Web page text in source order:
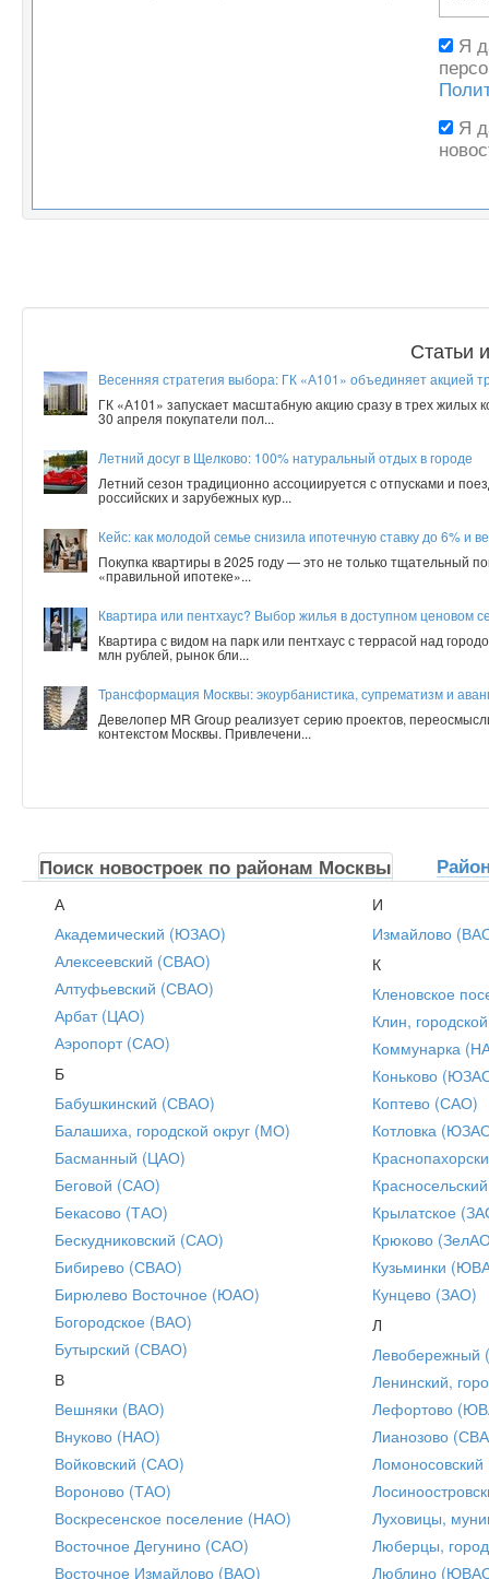
Я
Я
Статьи
Весенняя стратегия выбора: ГК «А101» объединяет акцией
ГК «А101» запускает масштабную акцию сразу в трех
30 апреля покупатели пол...
Летний досуг в Щелково: 100% натуральный отдых в городе
Летний сезон традиционно ассоциируется с отпусками и
российских и зарубежных кур...
Кейс: как молодой семье снизила ипотечную ставку до 6% и
Покупка квартиры в 2025 году — это не только тщательный
«правильной ипотеке»...
Квартира или пентхаус? Выбор жилья в доступном ценовом
Квартира с видом на парк или пентхаус с террасой над
млн рублей, рынок бли...
Трансформация Москвы: экоурбанистика, супрематизм и
Девелопер MR Group реализует серию проектов,
контекстом Москвы. Привлечени...
Поиск новостроек по районам Москвы
А
Академический (ЮЗАО)
Алексеевский (СВАО)
Алтуфьевский (СВАО)
Арбат (ЦАО)
Аэропорт (САО)
Б
Бабушкинский (СВАО)
Балашиха, городской округ (МО)
Басманный (ЦАО)
Беговой (САО)
Бекасово (ТАО)
Бескудниковский (САО)
Бибирево (СВАО)
Бирюлево Восточное (ЮАО)
Богородское (ВАО)
Бутырский (СВАО)
В
Вешняки (ВАО)
Внуково (НАО)
Войковский (САО)
Вороново (ТАО)
Воскресенское поселение (НАО)
Восточное Дегунино (САО)
Восточное Измайлово (ВАО)
И
Измайлово
К
Кленовское
Клин,
Коммунарка
Коньково
Коптево (САО)
Котловка
Крылатское
Крюково
Кузьминки
Кунцево (ЗАО)
Л
Ленинский,
Лефортово
Лианозово
Луховицы,
Люберцы,
Люблино